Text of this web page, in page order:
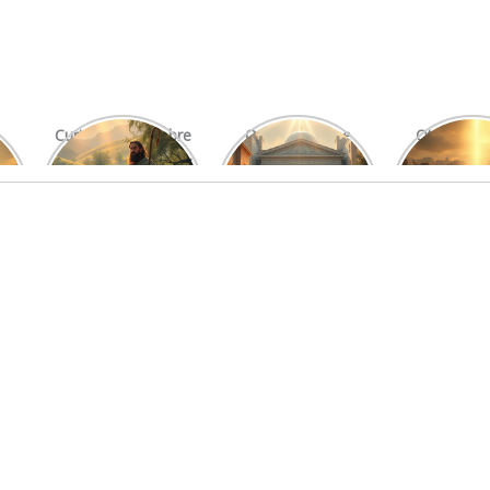
Curiosidades Sobre
Os Salmos Mais
O Significado e
Função do Levita
Otniel: